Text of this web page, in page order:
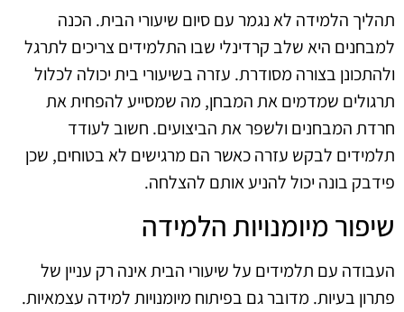
תהליך הלמידה לא נגמר עם סיום שיעורי הבית. הכנה
למבחנים היא שלב קרדינלי שבו התלמידים צריכים לתרגל
ולהתכונן בצורה מסודרת. עזרה בשיעורי בית יכולה לכלול
תרגולים שמדמים את המבחן, מה שמסייע להפחית את
חרדת המבחנים ולשפר את הביצועים. חשוב לעודד
תלמידים לבקש עזרה כאשר הם מרגישים לא בטוחים, שכן
פידבק בונה יכול להניע אותם להצלחה.
שיפור מיומנויות הלמידה
העבודה עם תלמידים על שיעורי הבית אינה רק עניין של
פתרון בעיות. מדובר גם בפיתוח מיומנויות למידה עצמאיות.